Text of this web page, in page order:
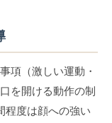
項（激しい運動・
を開ける動作の制
程度は顔への強い